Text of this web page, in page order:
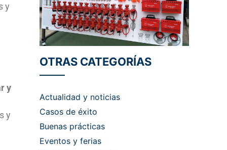
y
y
y
OTRAS CATEGORÍAS
Actualidad y noticias
Casos de éxito
Buenas prácticas
Eventos y ferias